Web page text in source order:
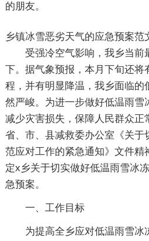
的朋友。
乡镇冰雪恶劣天气的应急预案范
受强冷空气影响，我乡当前
下。据气象预报，本月下旬还将
程，并有明显降温，我乡面临的
然严峻。为进一步做好低温雨雪
减少灾害损失，保障人民群众正
省、市、县减救委办公室《关于
范应对工作的紧急通知》文件精
定x乡关于切实做好低温雨雪冰
急预案。
一、工作目标
为提高全乡应对低温雨雪冰